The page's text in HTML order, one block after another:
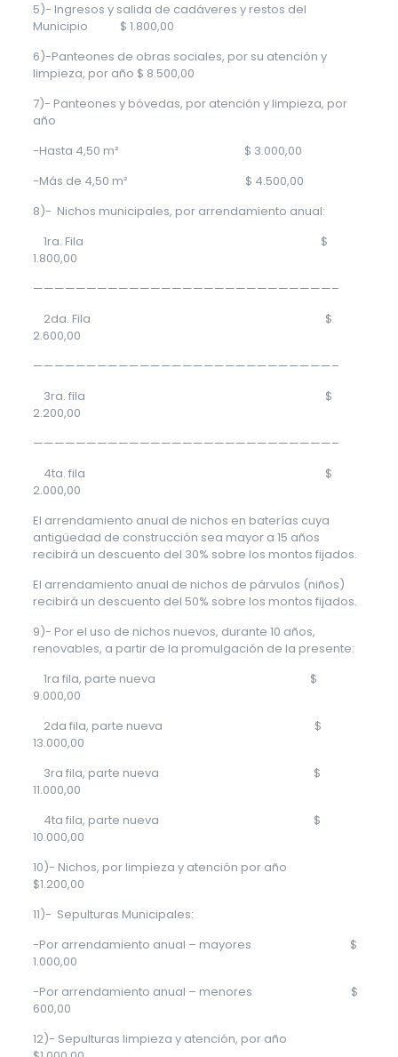
5)- Ingresos y salida de cadáveres y restos del
Municipio $ 1.800,00
6)-Panteones de obras sociales, por su atención y
limpieza, por año $ 8.500,00
7)- Panteones y bóvedas, por atención y limpieza, por
año
-Hasta 4,50 m² $ 3.000,00
-Más de 4,50 m² $ 4.500,00
8)- Nichos municipales, por arrendamiento anual:
1ra. Fila $
1.800,00
————————————————————————————–
2da. Fila $
2.600,00
————————————————————————————–
3ra. fila $
2.200,00
————————————————————————————–
4ta. fila $
2.000,00
El arrendamiento anual de nichos en baterías cuya
antigüedad de construcción sea mayor a 15 años
recibirá un descuento del 30% sobre los montos fijados.
El arrendamiento anual de nichos de párvulos (niños)
recibirá un descuento del 50% sobre los montos fijados.
9)- Por el uso de nichos nuevos, durante 10 años,
renovables, a partir de la promulgación de la presente:
1ra fila, parte nueva $
9.000,00
2da fila, parte nueva $
13.000,00
3ra fila, parte nueva $
11.000,00
4ta fila, parte nueva $
10.000,00
10)- Nichos, por limpieza y atención por año
$1.200,00
11)- Sepulturas Municipales:
-Por arrendamiento anual – mayores $
1.000,00
-Por arrendamiento anual – menores $
600,00
12)- Sepulturas limpieza y atención, por año